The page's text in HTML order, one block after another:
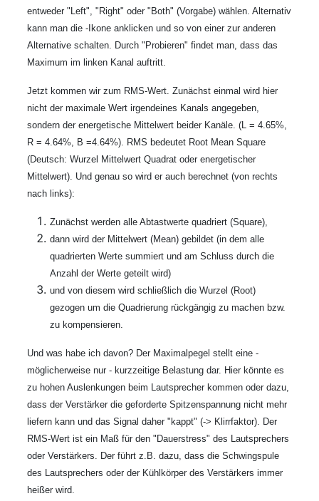
entweder "Left", "Right" oder "Both" (Vorgabe) wählen. Alternativ
kann man die -Ikone anklicken und so von einer zur anderen
Alternative schalten. Durch "Probieren" findet man, dass das
Maximum im linken Kanal auftritt.
Jetzt kommen wir zum RMS-Wert. Zunächst einmal wird hier
nicht der maximale Wert irgendeines Kanals angegeben,
sondern der energetische Mittelwert beider Kanäle. (L = 4.65%,
R = 4.64%, B =4.64%). RMS bedeutet Root Mean Square
(Deutsch: Wurzel Mittelwert Quadrat oder energetischer
Mittelwert). Und genau so wird er auch berechnet (von rechts
nach links):
Zunächst werden alle Abtastwerte quadriert (Square),
dann wird der Mittelwert (Mean) gebildet (in dem alle
quadrierten Werte summiert und am Schluss durch die
Anzahl der Werte geteilt wird)
und von diesem wird schließlich die Wurzel (Root)
gezogen um die Quadrierung rückgängig zu machen bzw.
zu kompensieren.
Und was habe ich davon? Der Maximalpegel stellt eine -
möglicherweise nur - kurzzeitige Belastung dar. Hier könnte es
zu hohen Auslenkungen beim Lautsprecher kommen oder dazu,
dass der Verstärker die geforderte Spitzenspannung nicht mehr
liefern kann und das Signal daher "kappt" (-> Klirrfaktor). Der
RMS-Wert ist ein Maß für den "Dauerstress" des Lautsprechers
oder Verstärkers. Der führt z.B. dazu, dass die Schwingspule
des Lautsprechers oder der Kühlkörper des Verstärkers immer
heißer wird.